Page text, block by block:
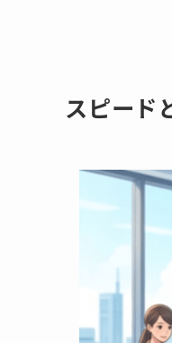
スピード